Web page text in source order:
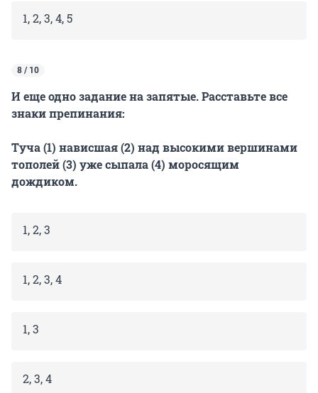
1, 2, 3, 4, 5
8 / 10
И еще одно задание на запятые. Расставьте все
знаки препинания:
Туча (1) нависшая (2) над высокими вершинами
тополей (3) уже сыпала (4) моросящим
дождиком.
1, 2, 3
1, 2, 3, 4
1, 3
2, 3, 4